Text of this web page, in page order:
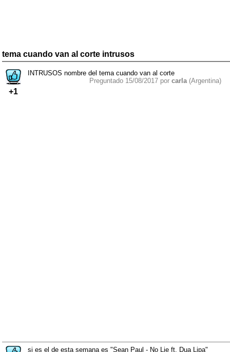
tema cuando van al corte intrusos
+1
INTRUSOS nombre del tema cuando van al corte
Preguntado 15/08/2017 por carla (Argentina)
si es el de esta semana es "Sean Paul - No Lie ft. Dua Lipa"